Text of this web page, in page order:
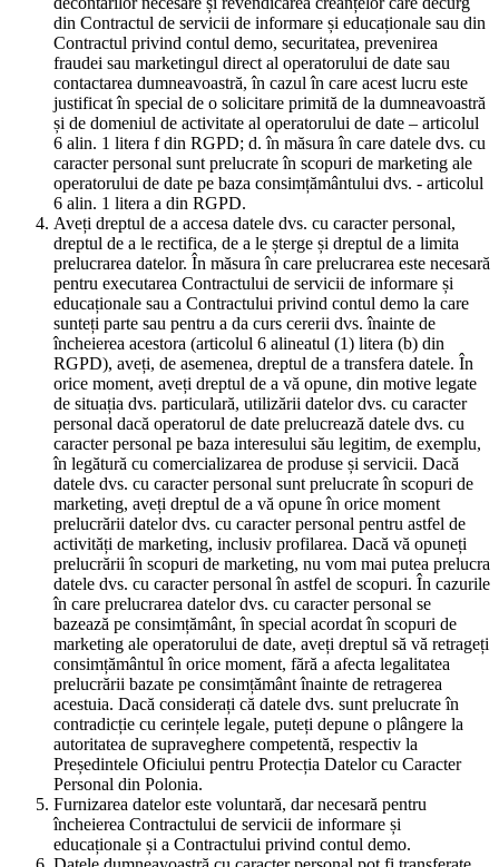
din Contractul de servicii de informare și educaționale sau din
Contractul privind contul demo, securitatea, prevenirea
fraudei sau marketingul direct al operatorului de date sau
contactarea dumneavoastră, în cazul în care acest lucru este
justificat în special de o solicitare primită de la dumneavoastră
și de domeniul de activitate al operatorului de date – articolul
6 alin. 1 litera f din RGPD; d. în măsura în care datele dvs. cu
caracter personal sunt prelucrate în scopuri de marketing ale
operatorului de date pe baza consimțământului dvs. - articolul
6 alin. 1 litera a din RGPD.
Aveți dreptul de a accesa datele dvs. cu caracter personal,
dreptul de a le rectifica, de a le șterge și dreptul de a limita
prelucrarea datelor. În măsura în care prelucrarea este necesară
pentru executarea Contractului de servicii de informare și
educaționale sau a Contractului privind contul demo la care
sunteți parte sau pentru a da curs cererii dvs. înainte de
încheierea acestora (articolul 6 alineatul (1) litera (b) din
RGPD), aveți, de asemenea, dreptul de a transfera datele. În
orice moment, aveți dreptul de a vă opune, din motive legate
de situația dvs. particulară, utilizării datelor dvs. cu caracter
personal dacă operatorul de date prelucrează datele dvs. cu
caracter personal pe baza interesului său legitim, de exemplu,
în legătură cu comercializarea de produse și servicii. Dacă
datele dvs. cu caracter personal sunt prelucrate în scopuri de
marketing, aveți dreptul de a vă opune în orice moment
prelucrării datelor dvs. cu caracter personal pentru astfel de
activități de marketing, inclusiv profilarea. Dacă vă opuneți
prelucrării în scopuri de marketing, nu vom mai putea prelucra
datele dvs. cu caracter personal în astfel de scopuri. În cazurile
în care prelucrarea datelor dvs. cu caracter personal se
bazează pe consimțământ, în special acordat în scopuri de
marketing ale operatorului de date, aveți dreptul să vă retrageți
consimțământul în orice moment, fără a afecta legalitatea
prelucrării bazate pe consimțământ înainte de retragerea
acestuia. Dacă considerați că datele dvs. sunt prelucrate în
contradicție cu cerințele legale, puteți depune o plângere la
autoritatea de supraveghere competentă, respectiv la
Președintele Oficiului pentru Protecția Datelor cu Caracter
Personal din Polonia.
Furnizarea datelor este voluntară, dar necesară pentru
încheierea Contractului de servicii de informare și
educaționale și a Contractului privind contul demo.